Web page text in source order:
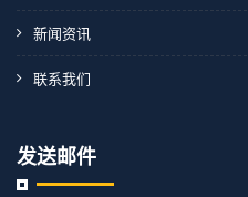
新闻资讯
联系我们
发送邮件